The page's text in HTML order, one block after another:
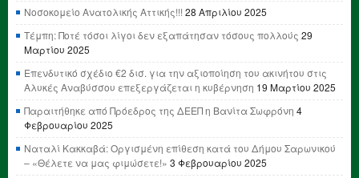
Νοσοκομείο Ανατολικής Αττικής!!! 28 Απριλίου 2025
Τέμπη: Ποτέ τόσοι λίγοι δεν εξαπάτησαν τόσους πολλούς 29
Μαρτίου 2025
Επενδυτικό σχέδιο €2 δισ. για την αξιοποίηση του ακινήτου στις
Αλυκές Αναβύσσου επεξεργάζεται η κυβέρνηση 19 Μαρτίου 2025
Παραιτήθηκε από Πρόεδρος της ΔΕΕΠ η Βανίτα Σωφρόνη 4
Φεβρουαρίου 2025
Ναταλί Κακκαβά: Οργισμένη επίθεση κατά του Δήμου Σαρωνικού
– «Θέλετε να μας φιμώσετε!» 3 Φεβρουαρίου 2025